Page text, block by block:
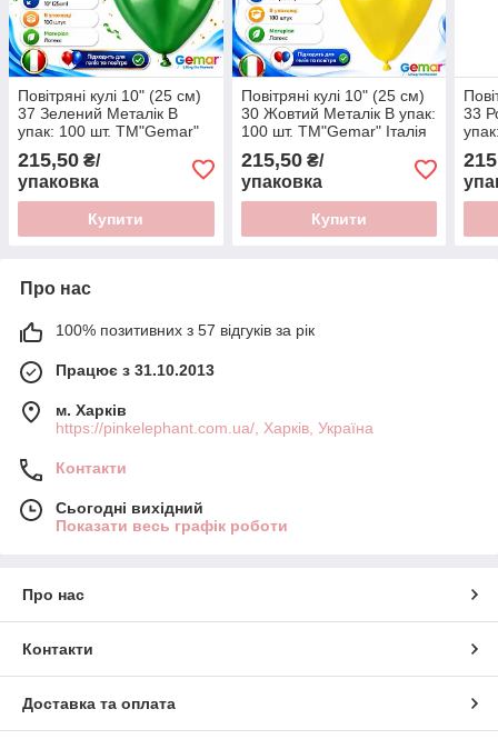
Повітряні кулі 10" (25 см)
37 Зелений Металік В
упак: 100 шт. ТМ"Gemar"
215,50 ₴/
упаковка
Купити
Повітряні кулі 10" (25 см)
30 Жовтий Металік В упак:
100 шт. ТМ"Gemar" Італія
215,50₴/
упаковка
Купити
33
Про нас
100% позитивних з 57 відгуків за рік
Працює з 31.10.2013
м. Харків
https://pinkelephant.com.ua/, Харків, Україна
Контакти
Сьогодні вихідний
Показати весь графік роботи
Про нас
Контакти
Доставка та оплата